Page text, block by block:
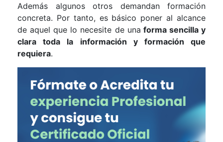
Además algunos otros demandan formación
concreta. Por tanto, es básico poner al alcance
de aquel que lo necesite de una forma sencilla y
clara toda la información y formación que
requiera.